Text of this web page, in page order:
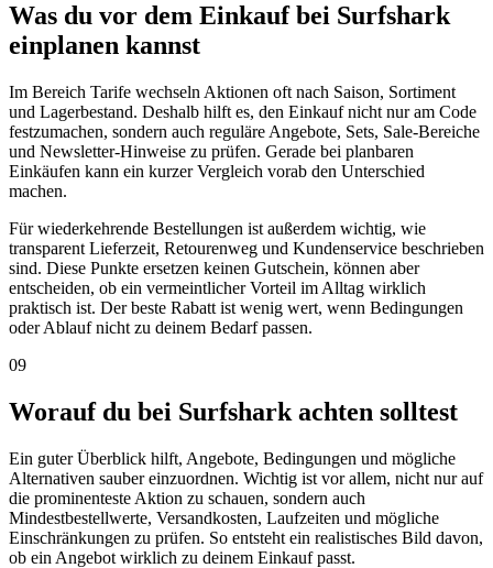
Was du vor dem Einkauf bei Surfshark
einplanen kannst
Im Bereich Tarife wechseln Aktionen oft nach Saison, Sortiment
und Lagerbestand. Deshalb hilft es, den Einkauf nicht nur am Code
festzumachen, sondern auch reguläre Angebote, Sets, Sale-Bereiche
und Newsletter-Hinweise zu prüfen. Gerade bei planbaren
Einkäufen kann ein kurzer Vergleich vorab den Unterschied
machen.
Für wiederkehrende Bestellungen ist außerdem wichtig, wie
transparent Lieferzeit, Retourenweg und Kundenservice beschrieben
sind. Diese Punkte ersetzen keinen Gutschein, können aber
entscheiden, ob ein vermeintlicher Vorteil im Alltag wirklich
praktisch ist. Der beste Rabatt ist wenig wert, wenn Bedingungen
oder Ablauf nicht zu deinem Bedarf passen.
09
Worauf du bei Surfshark achten solltest
Ein guter Überblick hilft, Angebote, Bedingungen und mögliche
Alternativen sauber einzuordnen. Wichtig ist vor allem, nicht nur auf
die prominenteste Aktion zu schauen, sondern auch
Mindestbestellwerte, Versandkosten, Laufzeiten und mögliche
Einschränkungen zu prüfen. So entsteht ein realistisches Bild davon,
ob ein Angebot wirklich zu deinem Einkauf passt.